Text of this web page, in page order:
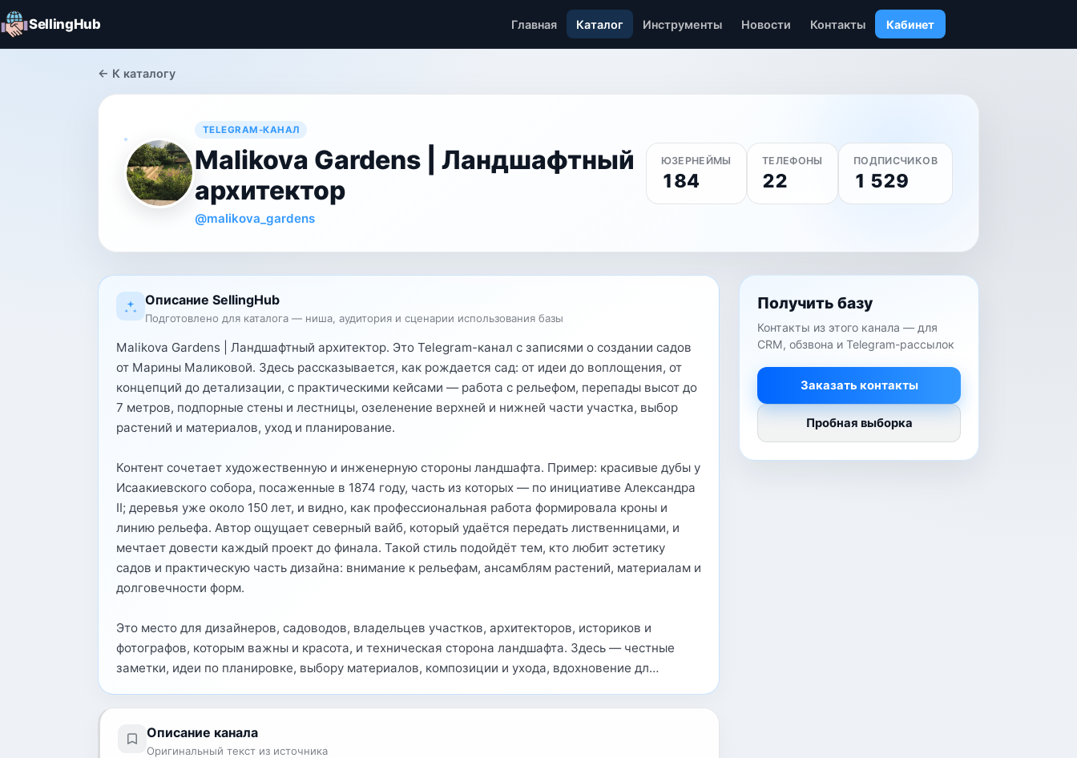
SellingHub Главная Каталог Инструменты Новости Контакты Кабинет
← К каталогу
TELEGRAM-КАНАЛ
Malikova Gardens | Ландшафтный
архитектор
@malikova_gardens
ЮЗЕРНЕЙМЫ
184
ТЕЛЕФОНЫ
22
ПОДПИСЧИКОВ
1 529
Описание SellingHub
Подготовлено для каталога — ниша, аудитория и сценарии использования базы
Malikova Gardens | Ландшафтный архитектор. Это Telegram-канал с записями о создании садов
от Марины Маликовой. Здесь рассказывается, как рождается сад: от идеи до воплощения, от
концепций до детализации, с практическими кейсами — работа с рельефом, перепады высот до
7 метров, подпорные стены и лестницы, озеленение верхней и нижней части участка, выбор
растений и материалов, уход и планирование.
Контент сочетает художественную и инженерную стороны ландшафта. Пример: красивые дубы у
Исаакиевского собора, посаженные в 1874 году, часть из которых — по инициативе Александра
II; деревья уже около 150 лет, и видно, как профессиональная работа формировала кроны и
линию рельефа. Автор ощущает северный вайб, который удаётся передать лиственницами, и
мечтает довести каждый проект до финала. Такой стиль подойдёт тем, кто любит эстетику
садов и практическую часть дизайна: внимание к рельефам, ансамблям растений, материалам и
долговечности форм.
Это место для дизайнеров, садоводов, владельцев участков, архитекторов, историков и
фотографов, которым важны и красота, и техническая сторона ландшафта. Здесь — честные
заметки, идеи по планировке, выбору материалов, композиции и ухода, вдохновение дл…
Описание канала
Оригинальный текст из источника
Получить базу
Контакты из этого канала — для
CRM, обзвона и Telegram-рассылок
Заказать контакты
Пробная выборка